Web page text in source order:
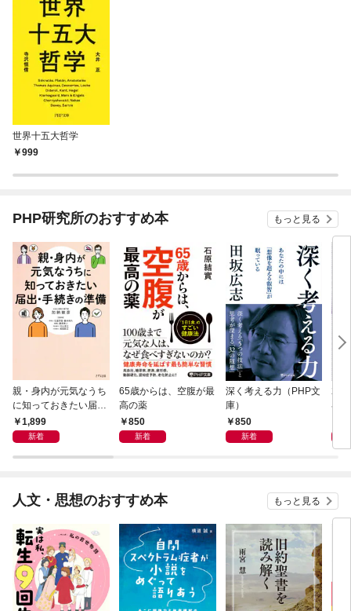
世界十五大哲学
999
PHP研究所のおすすめ本 もっと見る
親・身内が元気なうち
に知っておきたい届
出・手続きの準備（き
ずな出版）
1,899
新着
65歳からは、空腹が最
高の薬
850
新着
深く考える力（PHP文
庫）
850
新着
20
界
人文・思想のおすすめ本 もっと見る